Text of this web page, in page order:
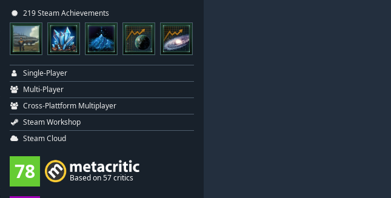
219 Steam Achievements
Single-Player
Multi-Player
Cross-Plattform Multiplayer
Steam Workshop
Steam Cloud
78 Based on 57 critics